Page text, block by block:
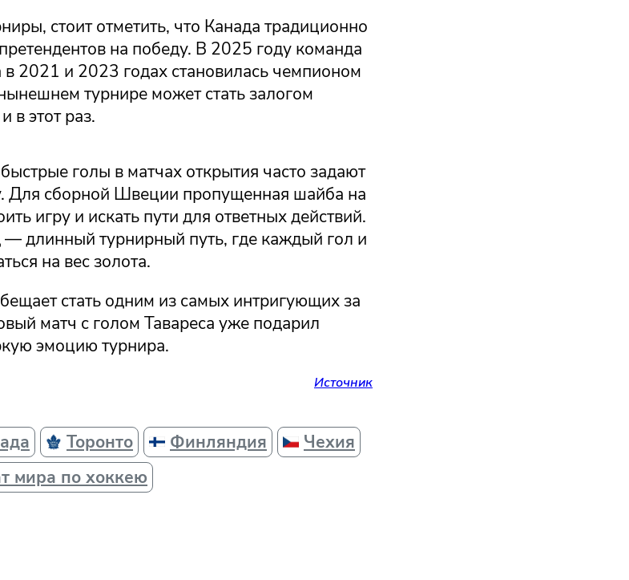
стоит отметить, что Канада традиционно
на победу. В 2025 году команда
2021 и 2023 годах становилась чемпионом
турнире может стать залогом
в этот раз.
голы в матчах открытия часто задают
Для сборной Швеции пропущенная шайба на
игру и искать пути для ответных действий.
длинный турнирный путь, где каждый гол и
на вес золота.
стать одним из самых интригующих за
матч с голом Тавареса уже подарил
эмоцию турнира.
Источник
Торонто Финляндия
Чехия
мира по хоккею